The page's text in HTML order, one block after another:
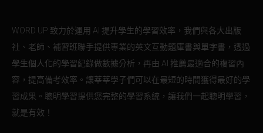
WORD UP 致力於運用 AI 提升學生的學習效率，我們與各大出版
社、老師、補習班聯手提供專業的英文互動題庫書與單字書，透過
學生個人化的學習紀錄做數據分析，再由 AI 推薦最適合的複習內
容，提高備考效率。讓莘莘學子們可以在最短的時間獲得最好的學
習成果。聰明學習提供您完整的學習系統，讓我們一起聰明學習，
就是有效！